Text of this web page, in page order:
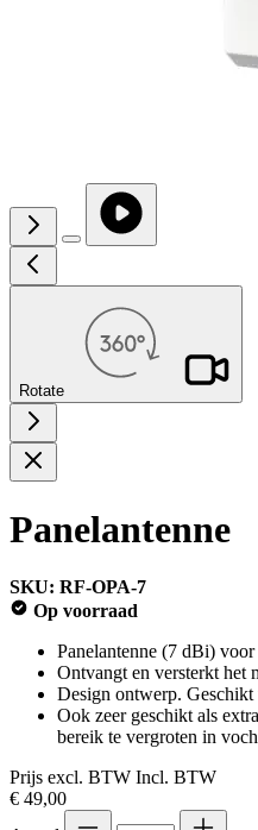
Rotate
Panelantenne
SKU: RF-OPA-7
Op voorraad
Panelantenne (7 dBi)
Ontvangt en versterkt het
Design ontwerp.
Ook zeer geschikt als
bereik te vergroten in
Prijs excl. BTW Incl. BTW
€ 49,00